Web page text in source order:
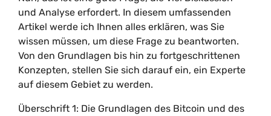
und Analyse erfordert. In diesem umfassenden
Artikel werde ich Ihnen alles erklären, was Sie
wissen müssen, um diese Frage zu beantworten.
Von den Grundlagen bis hin zu fortgeschrittenen
Konzepten, stellen Sie sich darauf ein, ein Experte
auf diesem Gebiet zu werden.
Überschrift 1: Die Grundlagen des Bitcoin und des